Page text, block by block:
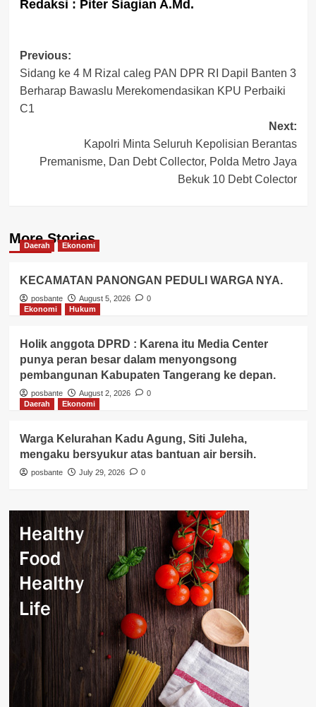
Redaksi : Piter Siagian A.Md.
Post
navigation
Previous:
Sidang ke 4 M Rizal caleg PAN DPR RI Dapil Banten 3
Berharap Bawaslu Merekomendasikan KPU Perbaiki
C1
Next:
Kapolri Minta Seluruh Kepolisian Berantas
Premanisme, Dan Debt Collector, Polda Metro Jaya
Bekuk 10 Debt Colector
More Stories
Daerah Ekonomi
KECAMATAN PANONGAN PEDULI WARGA NYA.
posbante August 5, 2026
0
Ekonomi
Hukum
Holik anggota DPRD : Karena itu Media Center
punya peran besar dalam menyongsong
pembangunan Kabupaten Tangerang ke depan.
posbante August 2, 2026
0
Daerah
Ekonomi
Warga Kelurahan Kadu Agung, Siti Juleha,
mengaku bersyukur atas bantuan air bersih.
posbante July 29, 2026 0